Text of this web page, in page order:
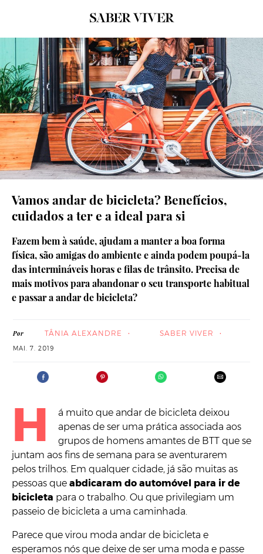
© Shutterstock
Vamos andar de bicicleta? Benefícios,
cuidados a ter e a ideal para si
Fazem bem à saúde, ajudam a manter a boa forma
física, são amigas do ambiente e ainda podem poupá-la
das intermináveis horas e filas de trânsito. Precisa de
mais motivos para abandonar o seu transporte habitual
e passar a andar de bicicleta?
Por TÂNIA ALEXANDRE SABER VIVER
MAI. 7. 2019
H
á muito que andar de bicicleta deixou
apenas de ser uma prática associada aos
grupos de homens amantes de BTT que se
juntam aos fins de semana para se aventurarem
pelos trilhos. Em qualquer cidade, já são muitas as
pessoas que abdicaram do automóvel para ir de
bicicleta para o trabalho. Ou que privilegiam um
passeio de bicicleta a uma caminhada.
Parece que virou moda andar de bicicleta e
esperamos nós que deixe de ser uma moda e passe